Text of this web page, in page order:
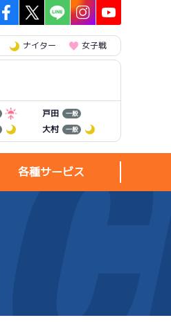
ナイター 女子戦
戸田 一般
大村 一般
各種サービス